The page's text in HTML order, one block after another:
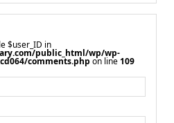
$user_ID in
public_html/wp/wp-
comments.php on line109